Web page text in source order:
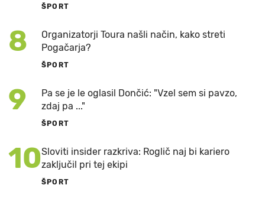
ŠPORT
8
Organizatorji Toura našli način, kako streti
Pogačarja?
ŠPORT
9
Pa se je le oglasil Dončić: "Vzel sem si pavzo,
zdaj pa ..."
ŠPORT
10Sloviti insider razkriva: Roglič naj bi kariero
zaključil pri tej ekipi
ŠPORT